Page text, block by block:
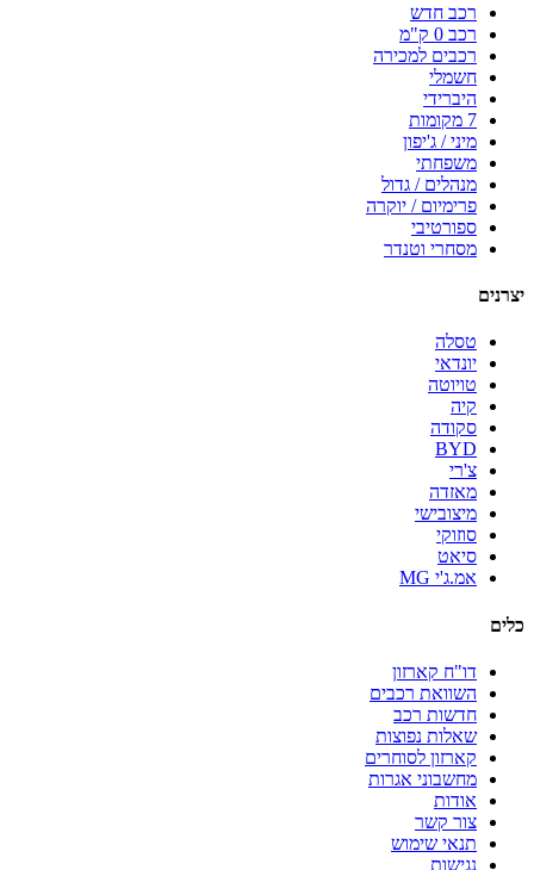
רכב חדש
רכב 0 ק"מ
רכבים למכירה
חשמלי
היברידי
7 מקומות
מיני / ג'יפון
משפחתי
מנהלים / גדול
פרימיום / יוקרה
ספורטיבי
מסחרי וטנדר
יצרנים
טסלה
יונדאי
טויוטה
קיה
סקודה
BYD
צ'רי
מאזדה
מיצובישי
סוזוקי
סיאט
אמ.ג'י MG
כלים
דו"ח קארזון
השוואת רכבים
חדשות רכב
שאלות נפוצות
קארזון לסוחרים
מחשבוני אגרות
אודות
צור קשר
תנאי שימוש
נגישות